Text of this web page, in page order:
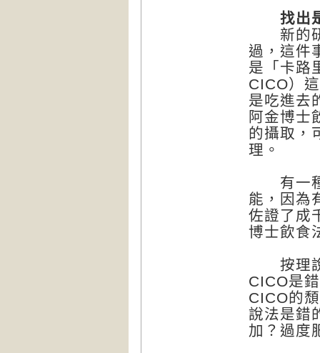
找出是
新的研
過，這件
是「卡路
CICO）
是吃進去
阿金博士
的攝取，
理。
有一種
能，因為
佐證了成
博士飲食
按理說
CICO是
CICO的
說法是錯
加？過